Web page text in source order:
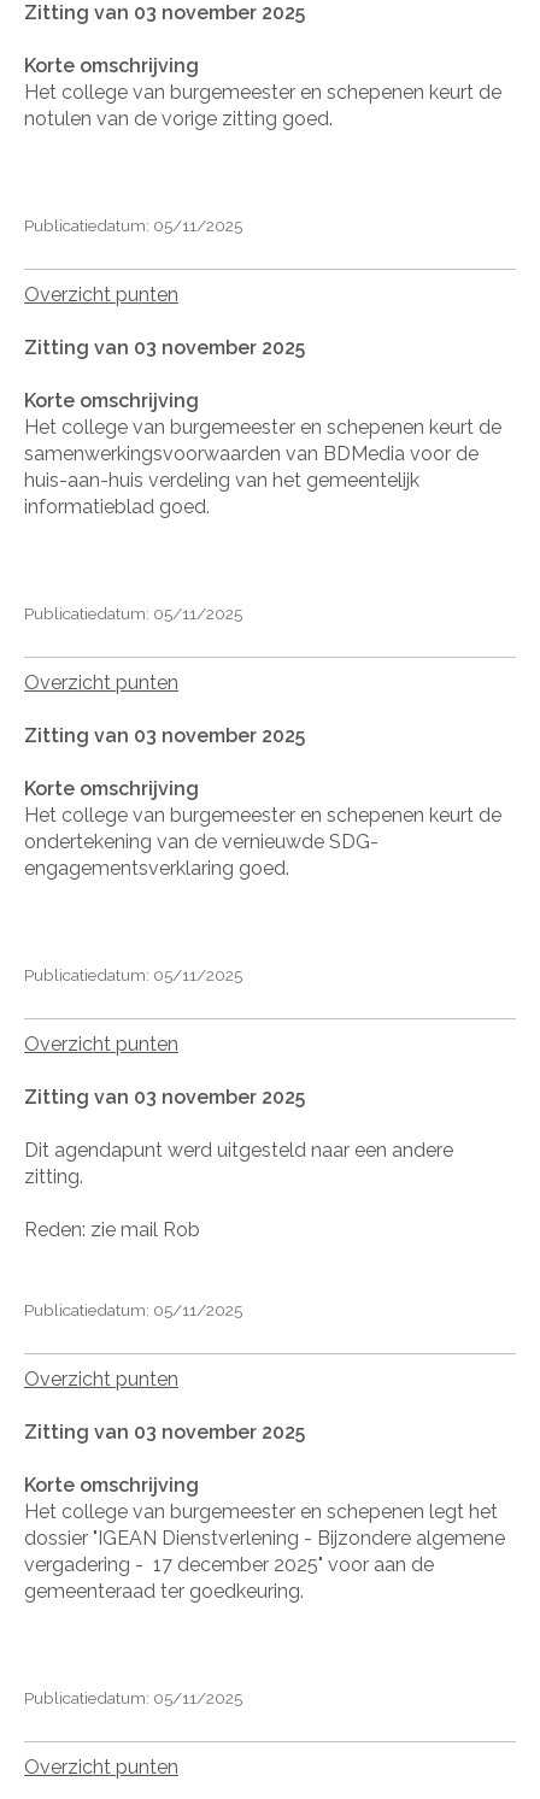
Zitting van 03 november 2025
Korte omschrijving
Het college van burgemeester en schepenen keurt de
notulen van de vorige zitting goed.
Publicatiedatum: 05/11/2025
Overzicht punten
Zitting van 03 november 2025
Korte omschrijving
Het college van burgemeester en schepenen keurt de
samenwerkingsvoorwaarden van BDMedia voor de
huis-aan-huis verdeling van het gemeentelijk
informatieblad goed.
Publicatiedatum: 05/11/2025
Overzicht punten
Zitting van 03 november 2025
Korte omschrijving
Het college van burgemeester en schepenen keurt de
ondertekening van de vernieuwde SDG-
engagementsverklaring goed.
Publicatiedatum: 05/11/2025
Overzicht punten
Zitting van 03 november 2025
Dit agendapunt werd uitgesteld naar een andere
zitting.
Reden: zie mail Rob
Publicatiedatum: 05/11/2025
Overzicht punten
Zitting van 03 november 2025
Korte omschrijving
Het college van burgemeester en schepenen legt het
dossier "IGEAN Dienstverlening - Bijzondere algemene
vergadering - 17 december 2025" voor aan de
gemeenteraad ter goedkeuring.
Publicatiedatum: 05/11/2025
Overzicht punten